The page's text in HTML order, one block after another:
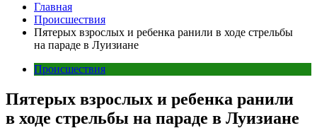
Главная
Происшествия
Пятерых взрослых и ребенка ранили в ходе стрельбы
на параде в Луизиане
Происшествия
Пятерых взрослых и ребенка ранили
в ходе стрельбы на параде в Луизиане